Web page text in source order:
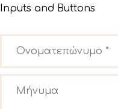
Inputs and Buttons